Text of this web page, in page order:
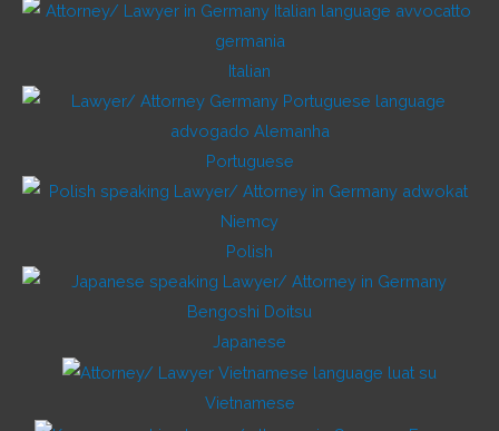
Italian
Portuguese
Polish
Japanese
Vietnamese